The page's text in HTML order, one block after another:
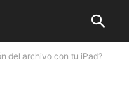
del archivo con tu iPad?